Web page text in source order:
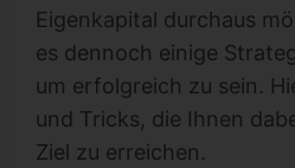
Eigenkapital durchaus
es dennoch einige
um erfolgreich zu sein.
und Tricks, die Ihnen
Ziel zu erreichen.